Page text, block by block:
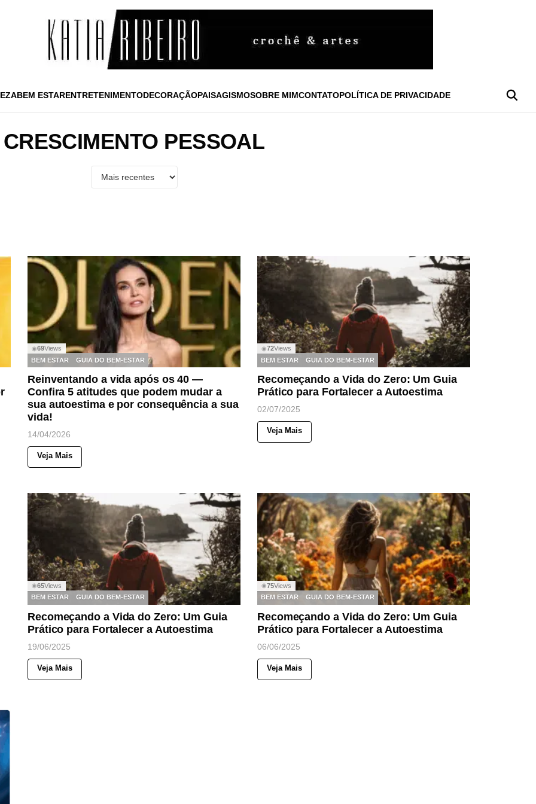
BEM ESTARENTRETENIMENTODECORAÇÃOPAISAGISMOSOBRE MIMCONTATOPOLÍTICA DE PRIVACIDADE
CRESCIMENTO PESSOAL
◉69Views
BEM ESTAR
GUIA DO BEM-ESTAR
Reinventando a vida após os 40 —
Confira 5 atitudes que podem mudar a
sua autoestima e por consequência a sua
vida!
14/04/2026
Veja Mais
◉72Views
BEM ESTAR
GUIA DO BEM-ESTAR
Recomeçando a Vida do Zero: Um Guia
Prático para Fortalecer a Autoestima
02/07/2025
Veja Mais
◉65Views
BEM ESTAR
GUIA DO BEM-ESTAR
Recomeçando a Vida do Zero: Um Guia
Prático para Fortalecer a Autoestima
19/06/2025
Veja Mais
◉75Views
BEM ESTAR
GUIA DO BEM-ESTAR
Recomeçando a Vida do Zero: Um Guia
Prático para Fortalecer a Autoestima
06/06/2025
Veja Mais